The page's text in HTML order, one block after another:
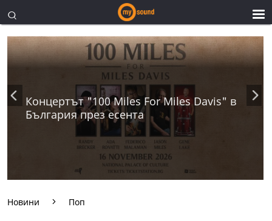
Концертът "100 Miles For Miles Davis" в
България през есента
Новини Поп